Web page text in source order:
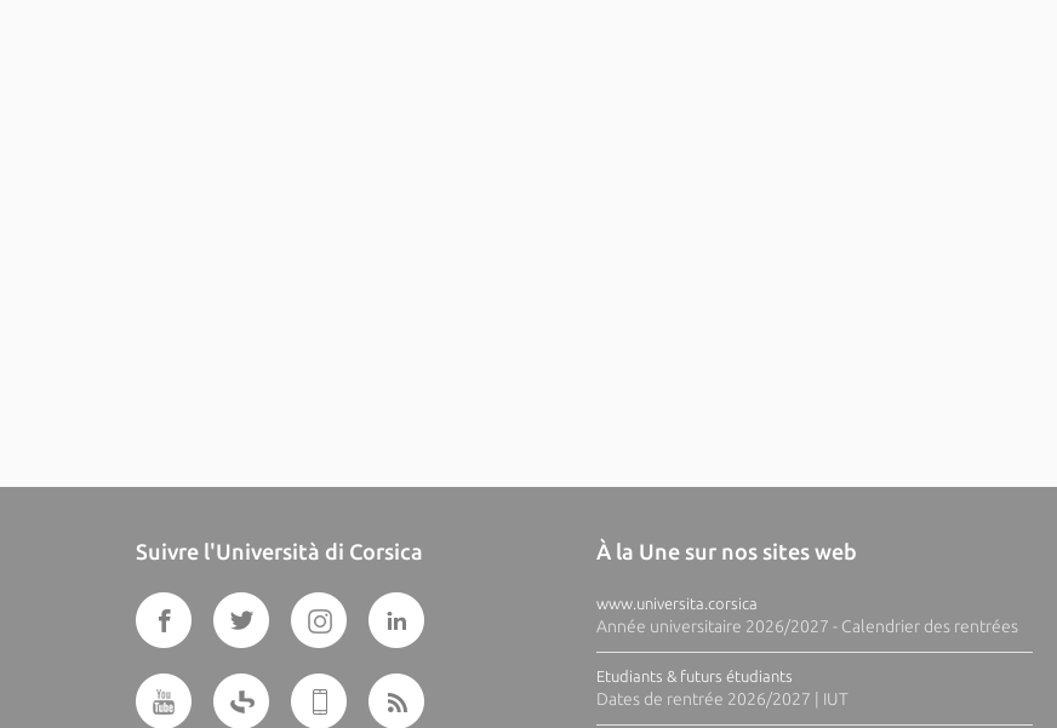
Suivre l'Università di Corsica À la Une sur nos sites web
www.universita.corsica
Année universitaire 2026/2027 - Calendrier des rentrées
Etudiants & futurs étudiants
Dates de rentrée 2026/2027 | IUT